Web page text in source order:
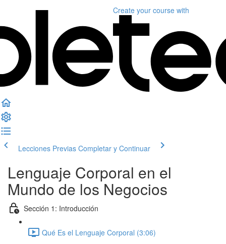
Create your course with
Lecciones Previas Completar y Continuar
Lenguaje Corporal en el
Mundo de los Negocios
Sección 1: Introducción
Qué Es el Lenguaje Corporal (3:06)